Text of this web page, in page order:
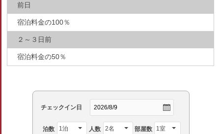
前日
宿泊料金の100％
２～３日前
宿泊料金の50％
チェックイン日
泊数 人数 部屋数